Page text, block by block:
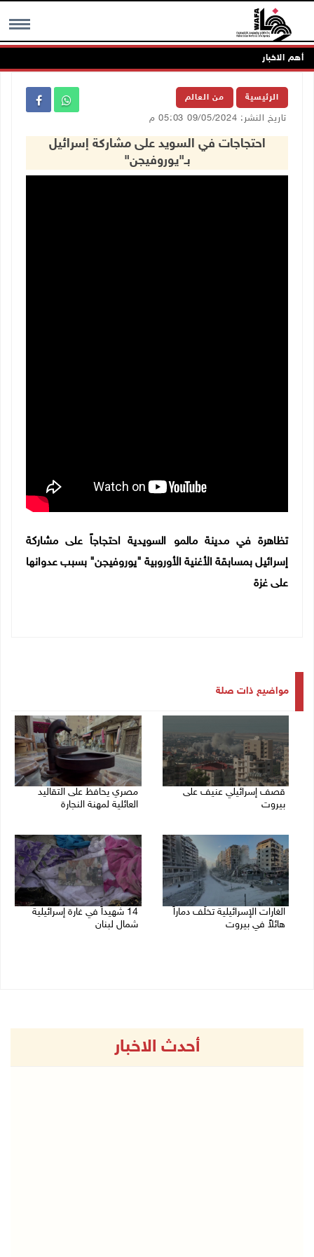
MENU أهم الاخبار
الرئيسية من العالم
تاريخ النشر: 09/05/2024 05:03 م
احتجاجات في السويد على مشاركة إسرائيل
بـ"يوروفيجن"
تظاهرة في مدينة مالمو السويدية احتجاجاً على مشاركة
إسرائيل بمسابقة الأغنية الأوروبية "يوروفيجن" بسبب عدوانها
على غزة
مواضيع ذات صلة
قصف إسرائيلي عنيف على
بيروت
مصري يحافظ على التقاليد
العائلية لمهنة النجارة
الغارات الإسرائيلية تخلّف دماراً
هائلاً في بيروت
14 شهيداً في غارة إسرائيلية
شمال لبنان
أحدث الاخبار